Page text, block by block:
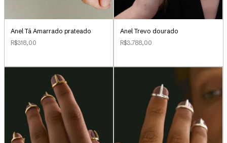
Anel Tá Amarrado prateado
R$318,00
Anel Trevo dourado
R$3.788,00